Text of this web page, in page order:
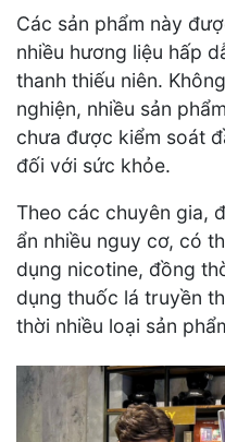
Các sản phẩm này
nhiều hương liệu hấp
thanh thiếu niên.
nghiện, nhiều sản
chưa được kiểm soát
đối với sức khỏe.
Theo các chuyên gia,
ẩn nhiều nguy cơ, có
dụng nicotine, đồng
dụng thuốc lá truyền
thời nhiều loại sản